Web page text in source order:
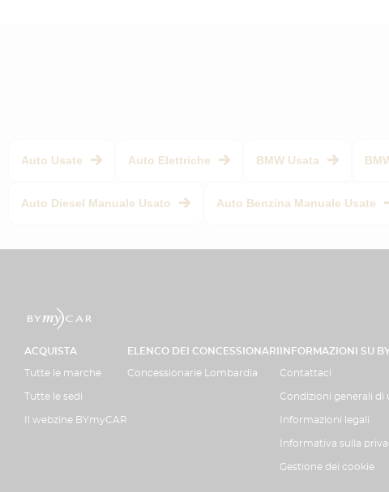
Auto Usate Auto Elettriche BMW Usata
Auto Diesel Manuale Usato Auto Benzina Manuale Usate
ACQUISTA
Tutte le marche
Tutte le sedi
Il webzine BYmyCAR
ELENCO DEI CONCESSIONARI
Concessionarie Lombardia
INFORMAZIONI SU
Contattaci
Condizioni generali di
Informazioni legali
Informativa sulla
Gestione dei cookie